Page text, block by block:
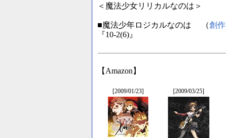
＜魔法少女リリカルなのは＞
■魔法少年ロジカルなのは （創
『10-2(6)』
【Amazon】
[2009/01/23] [2009/03/25]